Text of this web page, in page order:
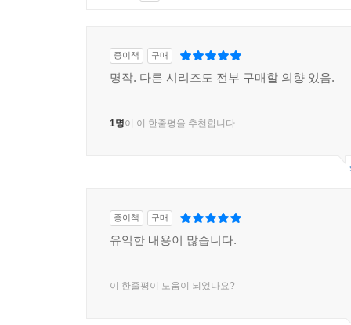
종이책 구매
명작. 다른 시리즈도 전부 구매할 의향 있음.
1명이 이 한줄평을 추천합니다.
종이책 구매
유익한 내용이 많습니다.
이 한줄평이 도움이 되었나요?